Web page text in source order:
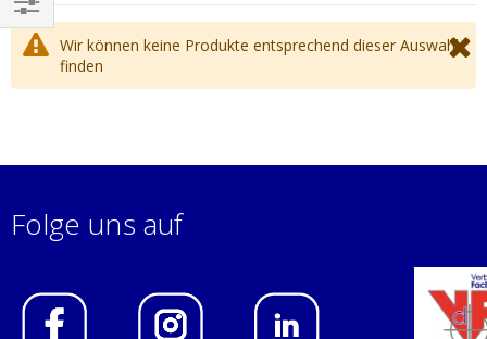
Wir können keine Produkte entsprechend dieser Auswahl
finden
EINKAUFEN
NACH
Folge uns auf